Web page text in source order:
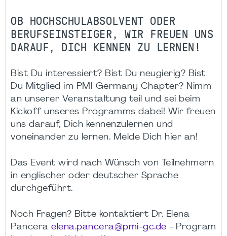
OB HOCHSCHULABSOLVENT ODER
BERUFSEINSTEIGER, WIR FREUEN UNS
DARAUF, DICH KENNEN ZU LERNEN!
Bist Du interessiert? Bist Du neugierig? Bist
Du Mitglied im PMI Germany Chapter? Nimm
an unserer Veranstaltung teil und sei beim
Kickoff unseres Programms dabei! Wir freuen
uns darauf, Dich kennenzulernen und
voneinander zu lernen. Melde Dich hier an!
Das Event wird nach Wünsch von Teilnehmern
in englischer oder deutscher Sprache
durchgeführt.
Noch Fragen? Bitte kontaktiert Dr. Elena
Pancera elena.pancera@pmi-gc.de - Program